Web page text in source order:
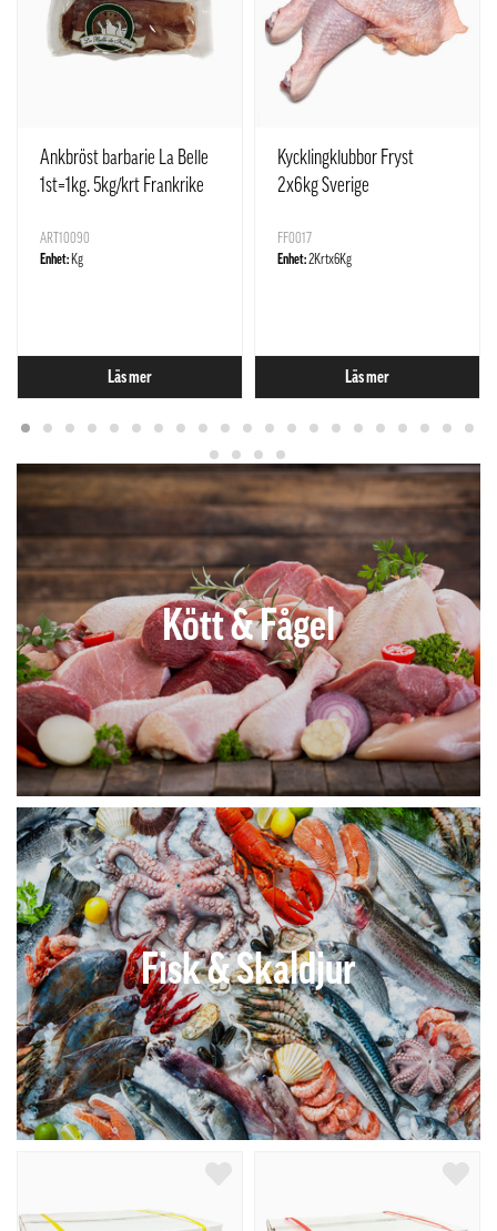
Ankbröst barbarie La Belle
1st=1kg. 5kg/krt Frankrike
ART10090
Enhet: Kg
Läs mer
Kycklingklubbor Fryst
2x6kg Sverige
FF0017
Enhet:2Krtx6Kg
Läs mer
Kött & Fågel
Fisk & Skaldjur